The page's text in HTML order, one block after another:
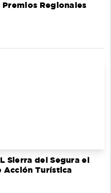
Regionales
Sierra del Segura el
Acción Turística